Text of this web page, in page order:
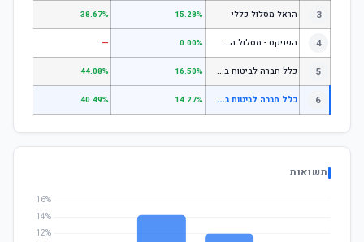
3 הראל מסלול כללי 15.28%
38.67%
4 ה
פניקס - מסלול השקעה בניהול אישי 0.00%
—
5 כ
לל חברה לביטוח בע"מ כללי 16.50%
44.08%
6 כ
לל חברה לביטוח בע"מ הלכה 14.27%
40.49%
תשואות